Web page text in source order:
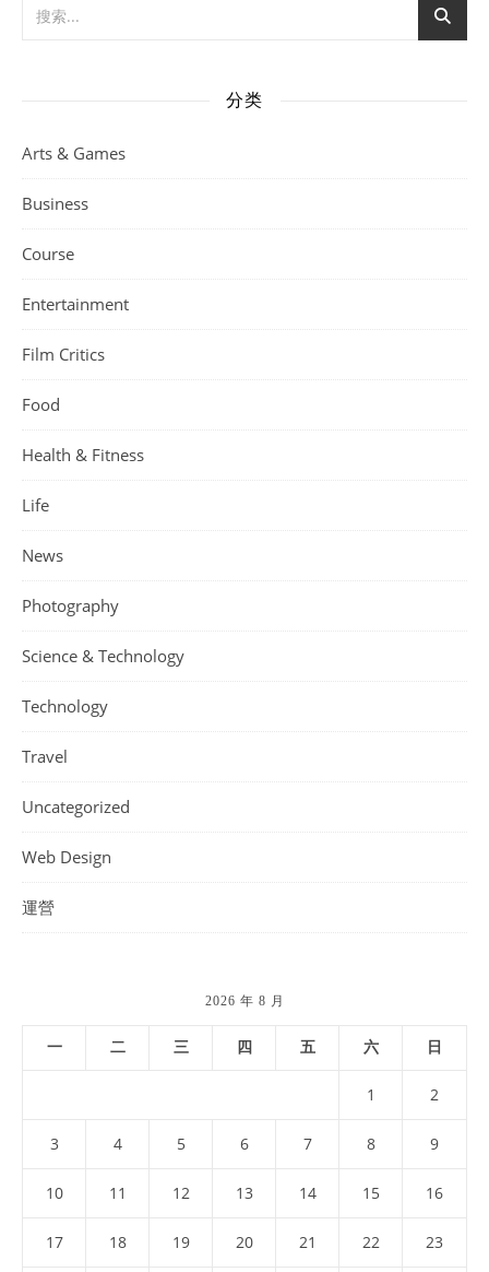
分类
Arts & Games
Business
Course
Entertainment
Film Critics
Food
Health & Fitness
Life
News
Photography
Science & Technology
Technology
Travel
Uncategorized
Web Design
運營
2026 年 8 月
一 二 三 四 五 六 日
1 2
3 4 5 6 7 8 9
10 11 12 13 14 15 16
17 18 19 20 21 22 23